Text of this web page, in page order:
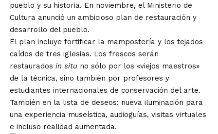
pueblo y su historia. En noviembre, el Ministerio de
Cultura anunció un ambicioso plan de restauración y
desarrollo del pueblo.
El plan incluye fortificar la mampostería y los tejados
caídos de tres iglesias. Los frescos serán
restaurados in situ no sólo por los «viejos maestros»
de la técnica, sino también por profesores y
estudiantes internacionales de conservación del arte.
También en la lista de deseos: nueva iluminación para
una experiencia museística, audioguías, visitas virtuales
e incluso realidad aumentada.